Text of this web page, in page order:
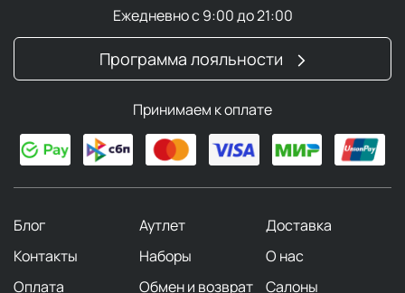
Ежедневно с 9:00 до 21:00
Программа лояльности
Принимаем к оплате
Блог Аутлет
Доставка
Контакты
Наборы
О нас
Оплата
Обмен и возврат Салоны